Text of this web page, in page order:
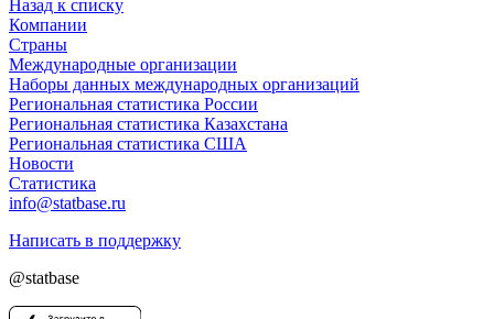
Назад к списку
Компании
Страны
Международные организации
Наборы данных международных организаций
Региональная статистика России
Региональная статистика Казахстана
Региональная статистика США
Новости
Статистика
info@statbase.ru
Написать в поддержку
@statbase